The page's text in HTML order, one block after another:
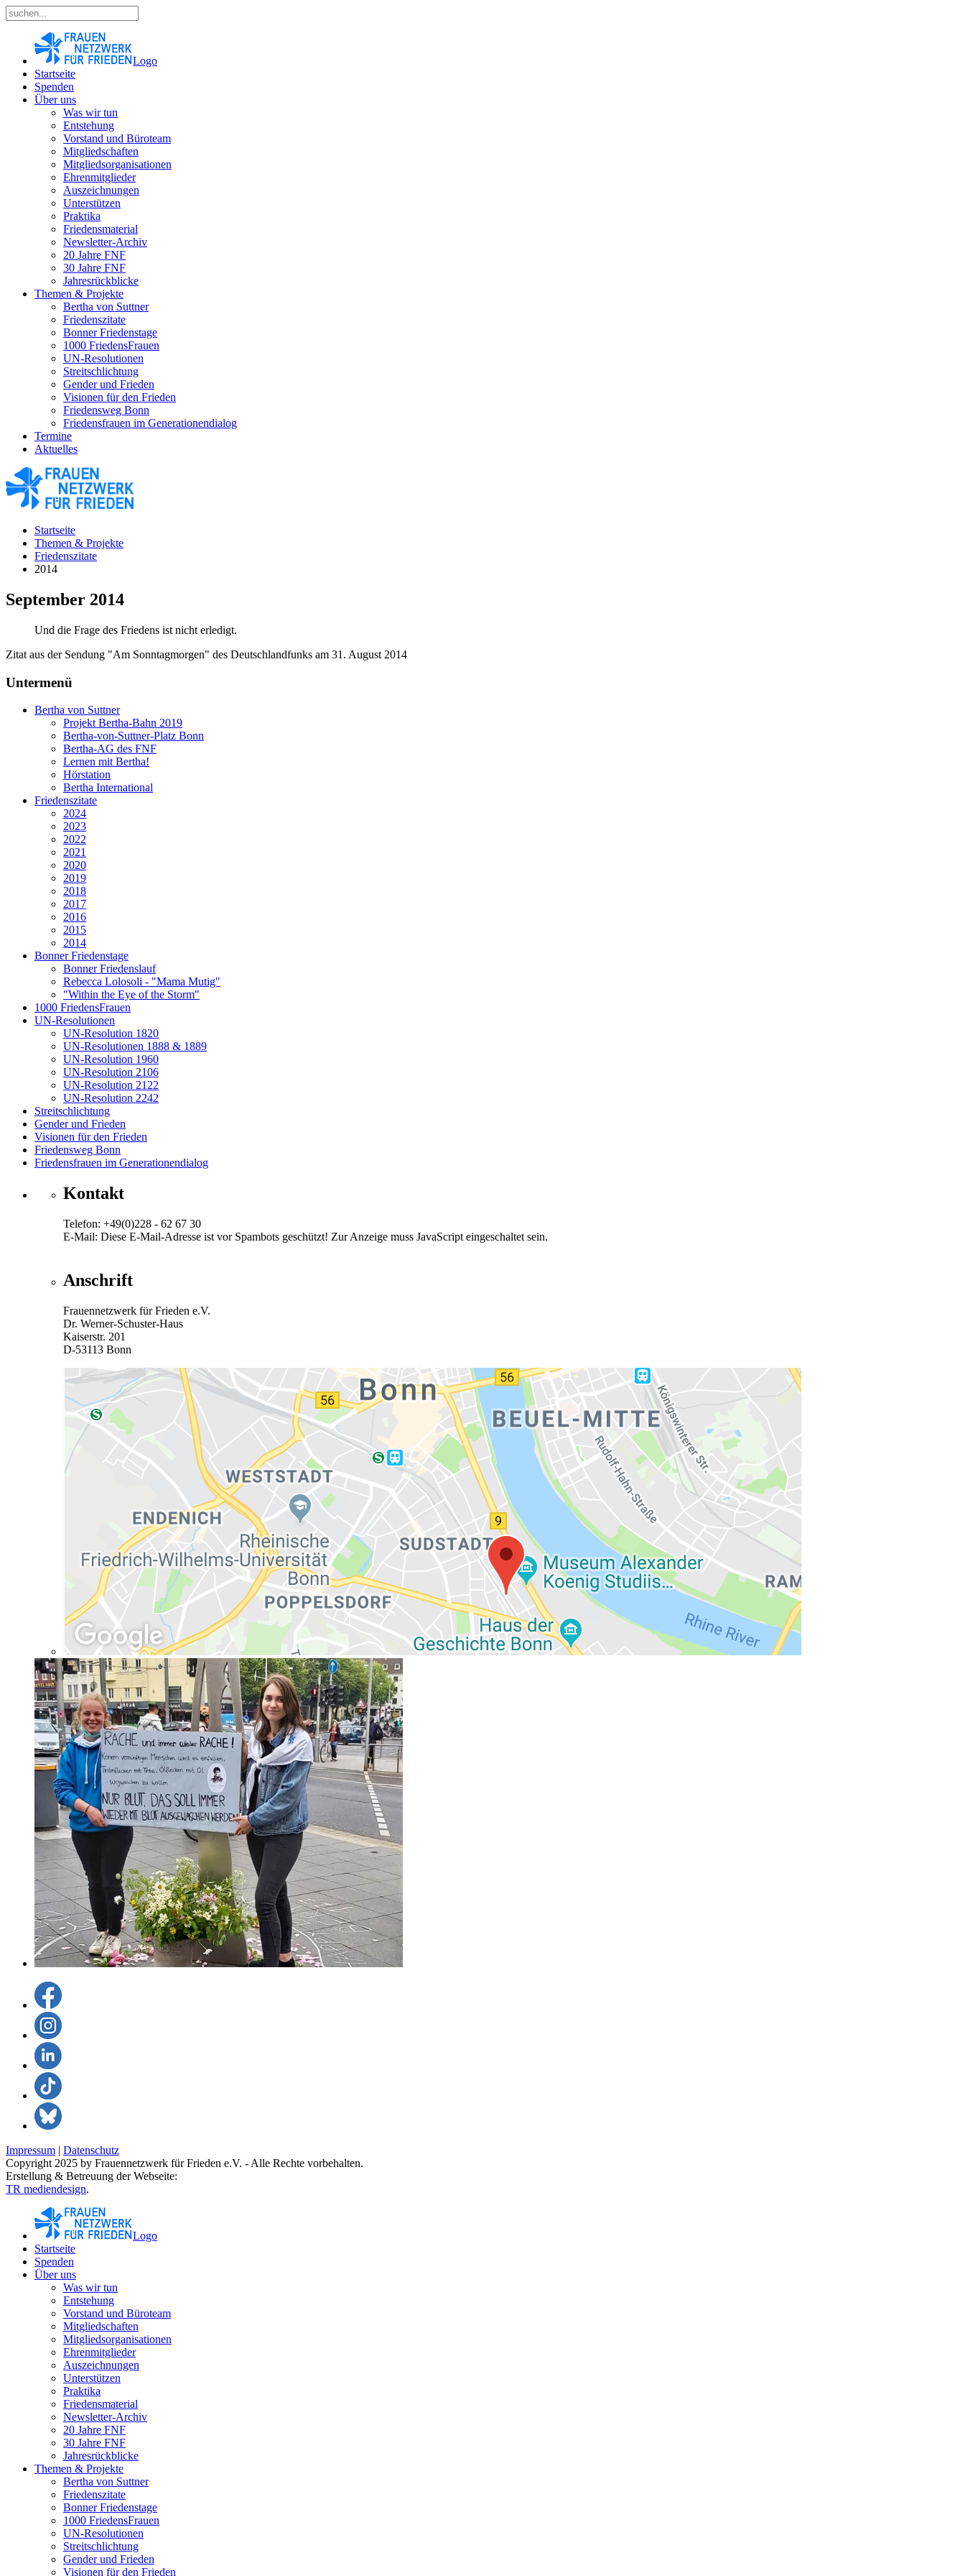
Logo
Startseite
Spenden
Über uns
Was wir tun
Entstehung
Vorstand und Büroteam
Mitgliedschaften
Mitgliedsorganisationen
Ehrenmitglieder
Auszeichnungen
Unterstützen
Praktika
Friedensmaterial
Newsletter-Archiv
20 Jahre FNF
30 Jahre FNF
Jahresrückblicke
Themen & Projekte
Bertha von Suttner
Friedenszitate
Bonner Friedenstage
1000 FriedensFrauen
UN-Resolutionen
Streitschlichtung
Gender und Frieden
Visionen für den Frieden
Friedensweg Bonn
Friedensfrauen im Generationendialog
Termine
Aktuelles
Startseite
Themen & Projekte
Friedenszitate
2014
September 2014
Und die Frage des Friedens ist nicht erledigt.
Zitat aus der Sendung "Am Sonntagmorgen" des Deutschlandfunks am 31. August 2014
Untermenü
Bertha von Suttner
Projekt Bertha-Bahn 2019
Bertha-von-Suttner-Platz Bonn
Bertha-AG des FNF
Lernen mit Bertha!
Hörstation
Bertha International
Friedenszitate
2024
2023
2022
2021
2020
2019
2018
2017
2016
2015
2014
Bonner Friedenstage
Bonner Friedenslauf
Rebecca Lolosoli - "Mama Mutig"
"Within the Eye of the Storm"
1000 FriedensFrauen
UN-Resolutionen
UN-Resolution 1820
UN-Resolutionen 1888 & 1889
UN-Resolution 1960
UN-Resolution 2106
UN-Resolution 2122
UN-Resolution 2242
Streitschlichtung
Gender und Frieden
Visionen für den Frieden
Friedensweg Bonn
Friedensfrauen im Generationendialog
Kontakt
Telefon: +49(0)228 - 62 67 30
E-Mail: Diese E-Mail-Adresse ist vor Spambots geschützt! Zur Anzeige muss JavaScript eingeschaltet sein.
Anschrift
Frauennetzwerk für Frieden e.V.
Dr. Werner-Schuster-Haus
Kaiserstr. 201
D-53113 Bonn
Impressum | Datenschutz
Copyright 2025 by Frauennetzwerk für Frieden e.V. - Alle Rechte vorbehalten.
Erstellung & Betreuung der Webseite:
TR mediendesign.
Logo
Startseite
Spenden
Über uns
Was wir tun
Entstehung
Vorstand und Büroteam
Mitgliedschaften
Mitgliedsorganisationen
Ehrenmitglieder
Auszeichnungen
Unterstützen
Praktika
Friedensmaterial
Newsletter-Archiv
20 Jahre FNF
30 Jahre FNF
Jahresrückblicke
Themen & Projekte
Bertha von Suttner
Friedenszitate
Bonner Friedenstage
1000 FriedensFrauen
UN-Resolutionen
Streitschlichtung
Gender und Frieden
Visionen für den Frieden